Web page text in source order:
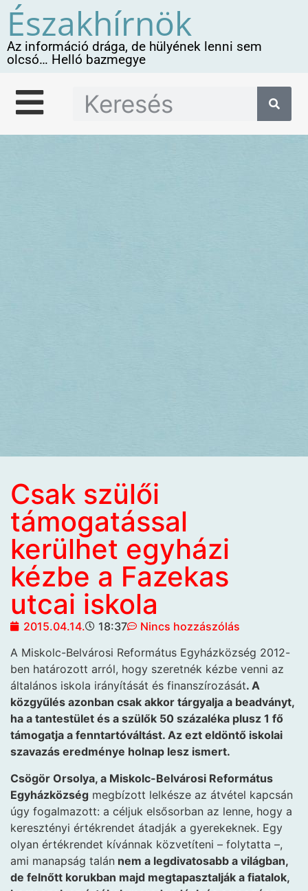
Északhírnök
Az információ drága, de hülyének lenni sem
olcsó… Helló bazmegye
Csak szülői
támogatással
kerülhet egyházi
kézbe a Fazekas
utcai iskola
2015.04.14. 18:37
Nincs hozzászólás
A Miskolc-Belvárosi Református Egyházközség 2012-
ben határozott arról, hogy szeretnék kézbe venni az
általános iskola irányítását és finanszírozását. A
közgyűlés azonban csak akkor tárgyalja a beadványt,
ha a tantestület és a szülők 50 százaléka plusz 1 fő
támogatja a fenntartóváltást. Az ezt eldöntő iskolai
szavazás eredménye holnap lesz ismert.
Csögör Orsolya, a Miskolc-Belvárosi Református
Egyházközség megbízott lelkésze az átvétel kapcsán
úgy fogalmazott: a céljuk elsősorban az lenne, hogy a
keresztényi értékrendet átadják a gyerekeknek. Egy
olyan értékrendet kívánnak közvetíteni – folytatta –,
ami manapság talán nem a legdivatosabb a világban,
de felnőtt korukban majd megtapasztalják a fiatalok,